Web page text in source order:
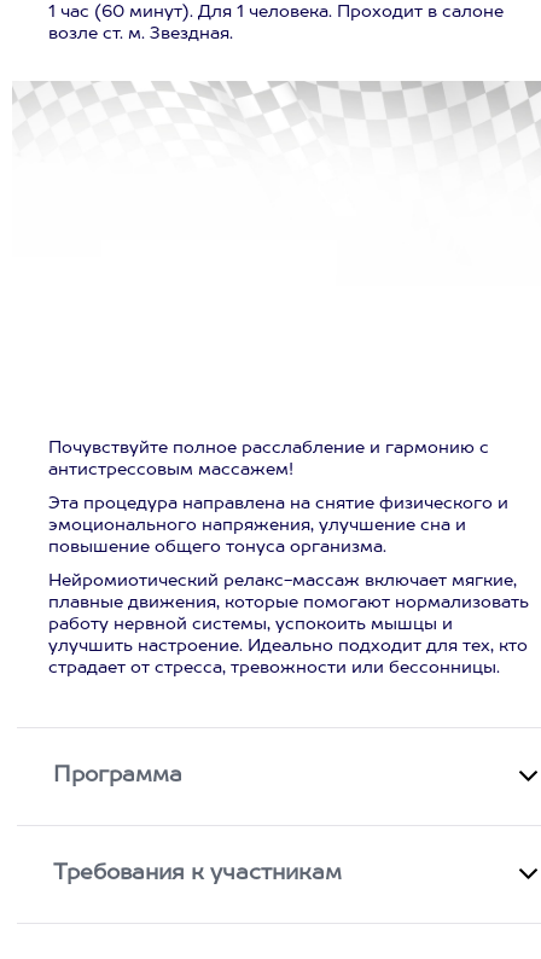
1 час (60 минут). Для 1 человека. Проходит в салоне
возле ст. м. Звездная.
Почувствуйте полное расслабление и гармонию с
антистрессовым массажем!
Эта процедура направлена на снятие физического и
эмоционального напряжения, улучшение сна и
повышение общего тонуса организма.
Нейромиотический релакс-массаж включает мягкие,
плавные движения, которые помогают нормализовать
работу нервной системы, успокоить мышцы и
улучшить настроение. Идеально подходит для тех, кто
страдает от стресса, тревожности или бессонницы.
Программа
Требования к участникам